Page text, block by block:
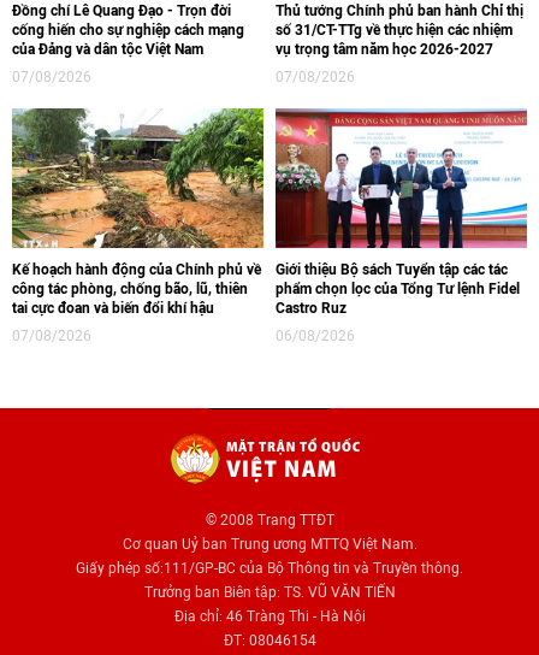
Đồng chí Lê Quang Đạo - Trọn đời
cống hiến cho sự nghiệp cách mạng
của Đảng và dân tộc Việt Nam
07/08/2026
Thủ tướng Chính phủ ban hành Chỉ thị
số 31/CT-TTg về thực hiện các nhiệm
vụ trọng tâm năm học 2026-2027
07/08/2026
Kế hoạch hành động của Chính phủ về
công tác phòng, chống bão, lũ, thiên
tai cực đoan và biến đổi khí hậu
07/08/2026
Giới thiệu Bộ sách Tuyển tập các tác
phẩm chọn lọc của Tổng Tư lệnh Fidel
Castro Ruz
06/08/2026
© 2008 Trang TTĐT
Cơ quan Uỷ ban Trung ương MTTQ Việt Nam.
Giấy phép số:111/GP-BC của Bộ Thông tin và Truyền thông.
Trưởng ban Biên tập: TS. VŨ VĂN TIẾN
Địa chỉ: 46 Tràng Thi - Hà Nội
ĐT: 08046154